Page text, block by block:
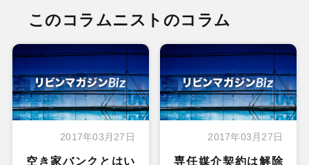
このコラムニストのコラム
2017年03月27日
空き家バンクとはい
2017年03月27日
専任媒介契約は解除